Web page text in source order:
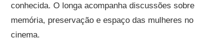
conhecida. O longa acompanha discussões sobre
memória, preservação e espaço das mulheres no
cinema.